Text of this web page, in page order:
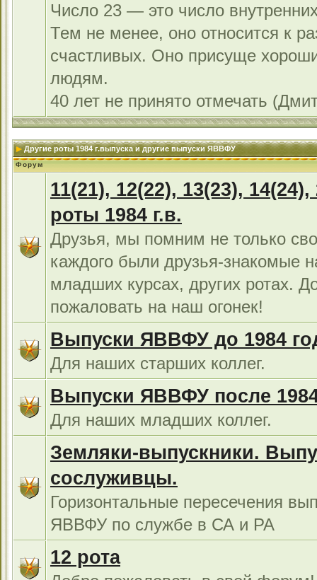
Число 23 — это число
Тем не менее, оно относится к
счастливых. Оно присуще
людям.
40 лет не принято отмечать
Другие роты 1984 г.выпуска и другие выпуски ЯВВФУ
Форум
11(21), 12(22), 13(23),
роты 1984 г.в.
Друзья, мы помним не только
каждого были друзья-знакомые
младших курсах, других ротах.
пожаловать на наш огонек!
Выпуски ЯВВФУ до 1984
Для наших старших коллег.
Выпуски ЯВВФУ после
Для наших младших коллег.
Земляки-выпускники.
сослуживцы.
Горизонтальные пересечения
ЯВВФУ по службе в СА и РА
12 рота